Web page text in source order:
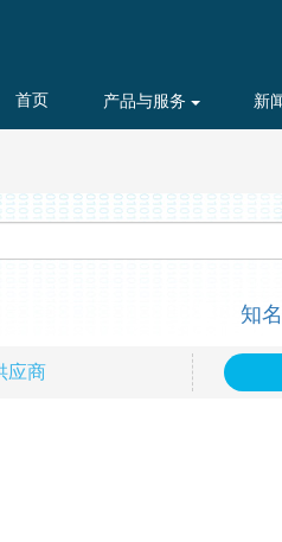
首页 产品与服务 新
知
应商